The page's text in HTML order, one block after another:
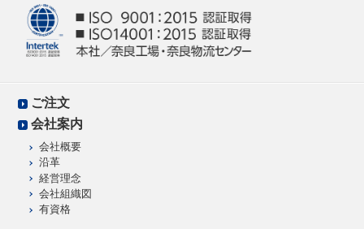
ご注文
会社案内
会社概要
沿革
経営理念
会社組織図
有資格